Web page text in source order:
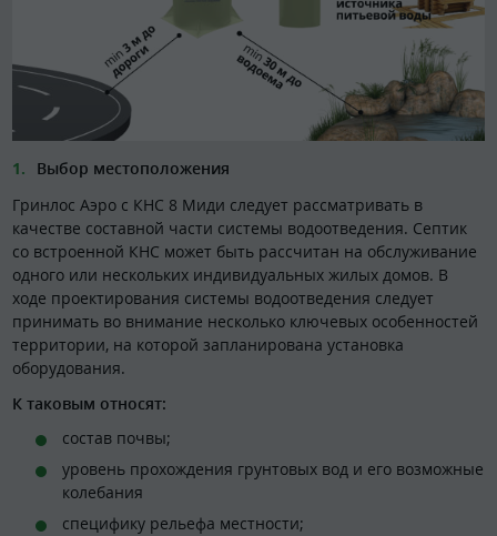
Выбор местоположения
Гринлос Аэро с КНС 8 Миди следует рассматривать в
качестве составной части системы водоотведения. Септик
со встроенной КНС может быть рассчитан на обслуживание
одного или нескольких индивидуальных жилых домов. В
ходе проектирования системы водоотведения следует
принимать во внимание несколько ключевых особенностей
территории, на которой запланирована установка
оборудования.
К таковым относят:
состав почвы;
уровень прохождения грунтовых вод и его возможные
колебания
специфику рельефа местности;